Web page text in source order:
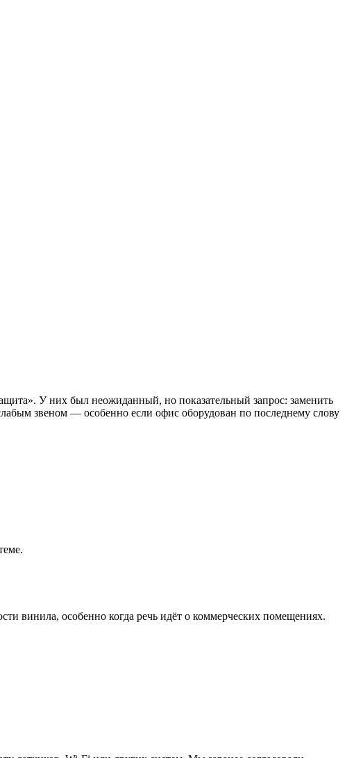
У них был неожиданный, но показательный запрос: заменить
звеном — особенно если офис оборудован по последнему слову
винила, особенно когда речь идёт о коммерческих помещениях.